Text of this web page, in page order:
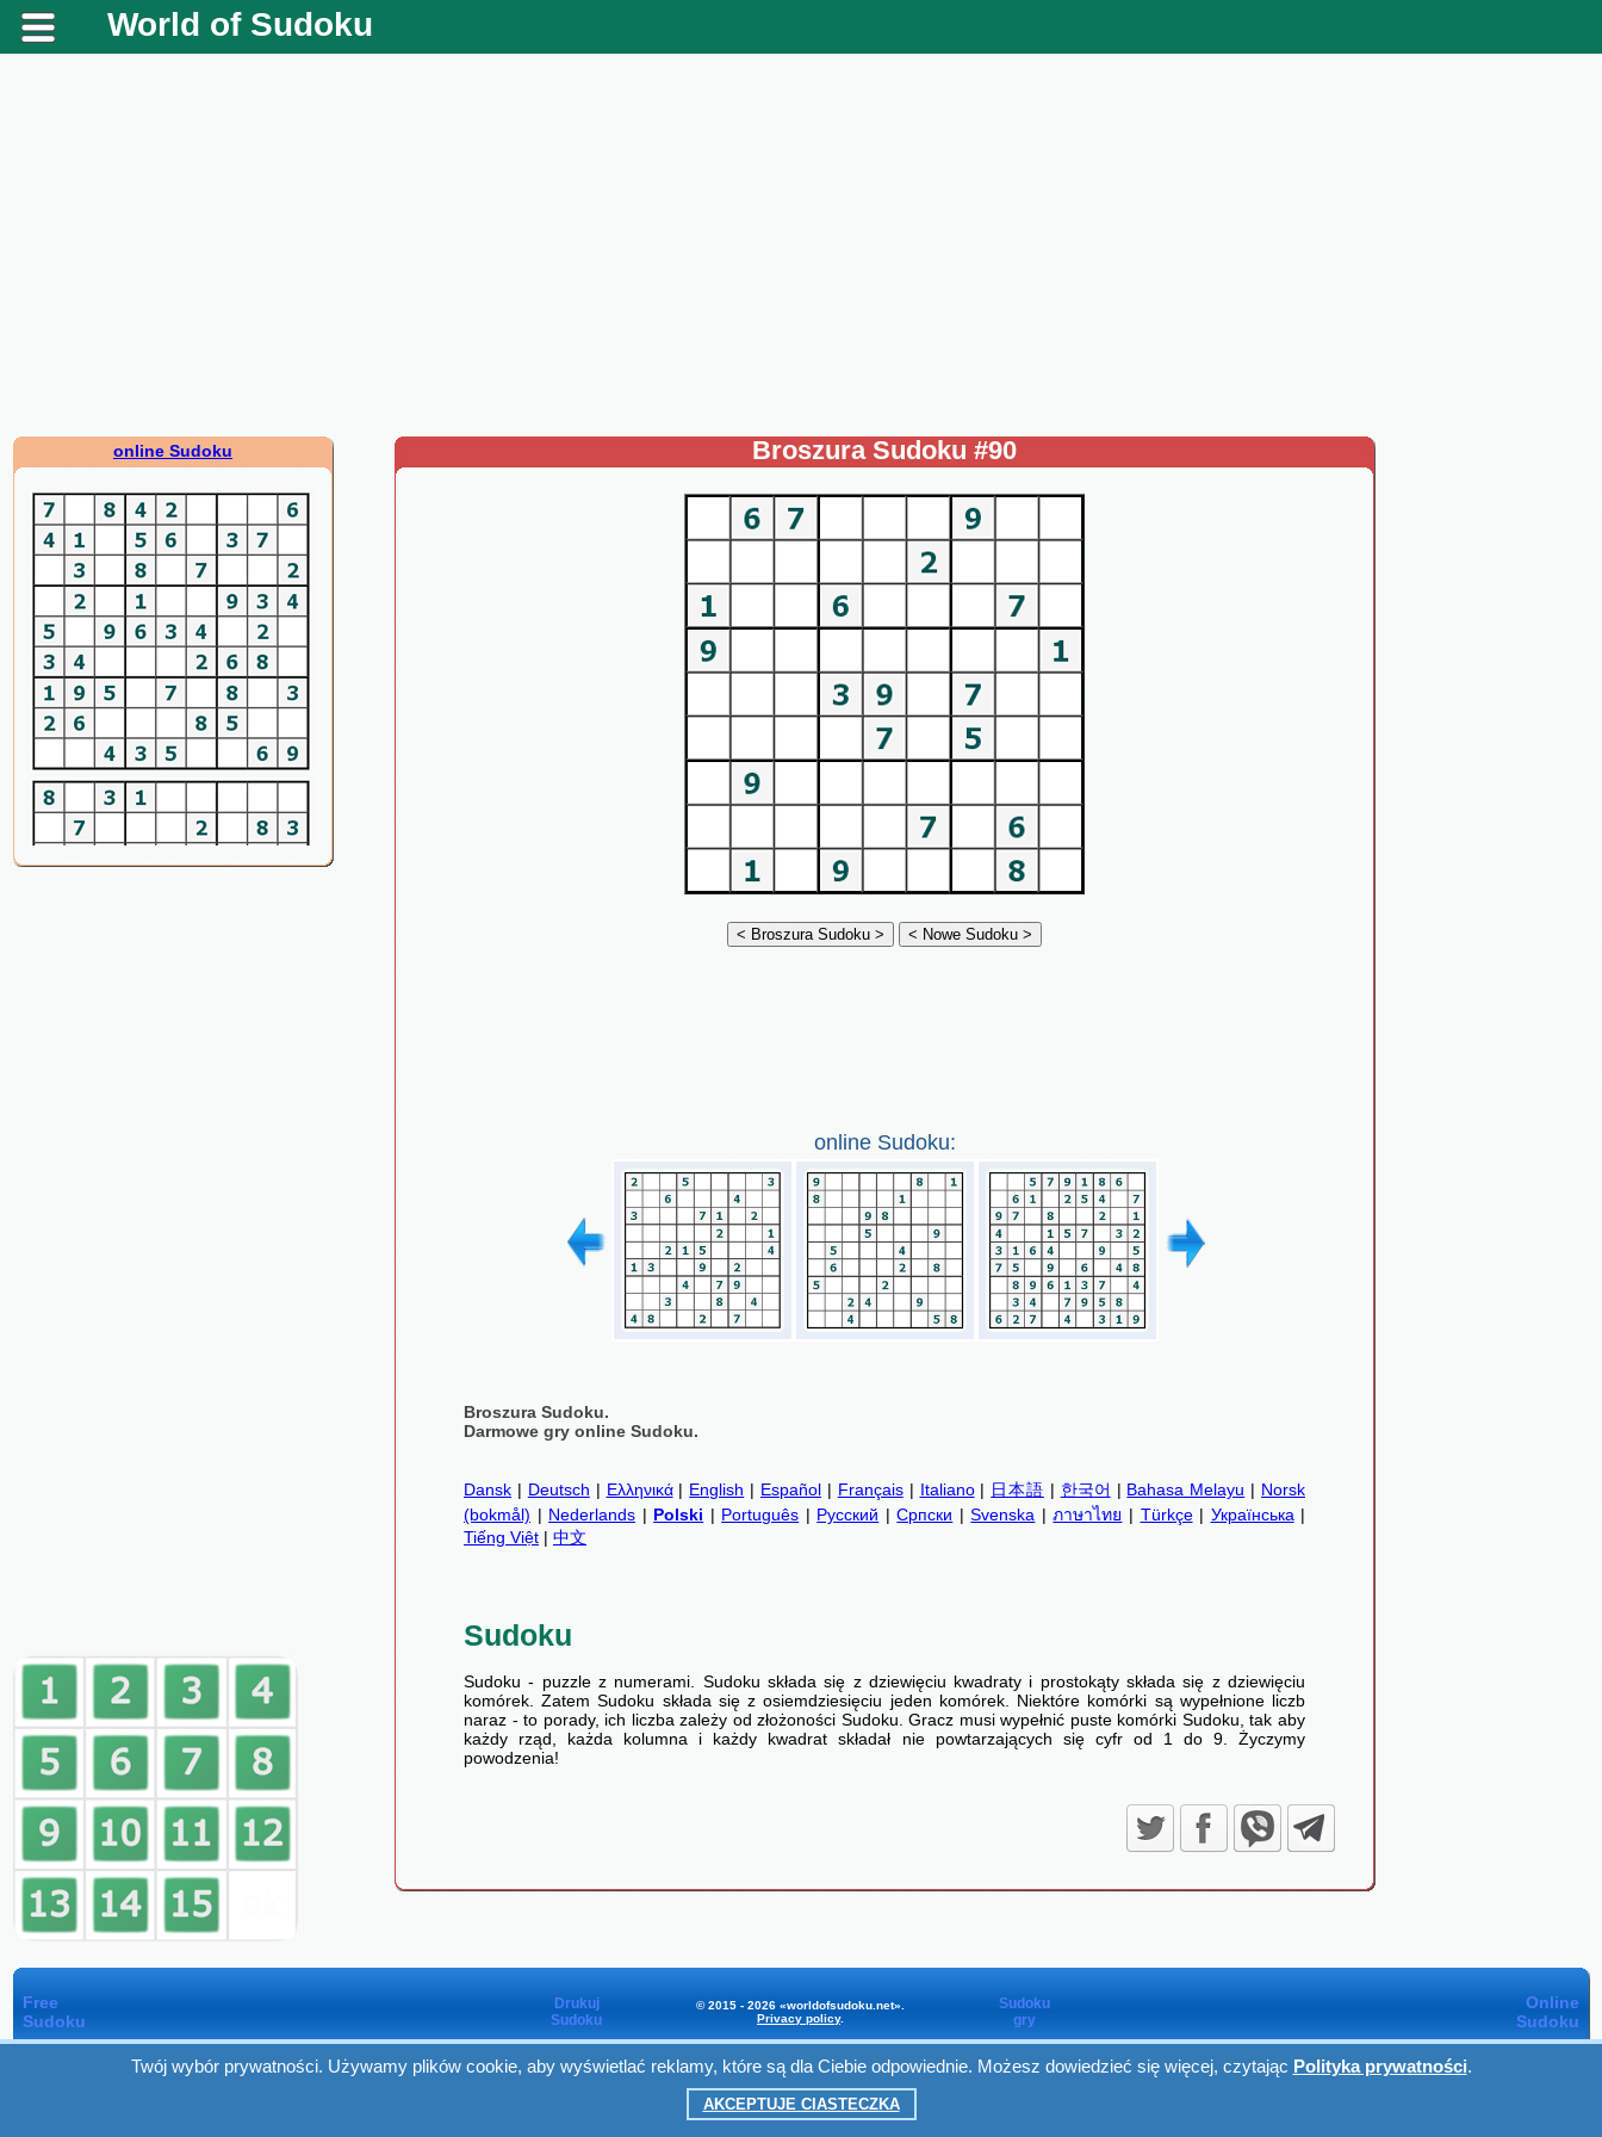
World of Sudoku
online Sudoku Broszura Sudoku #90
online Sudoku:
Broszura Sudoku.
Darmowe gry online Sudoku.
Dansk | Deutsch | Ελληνικά| English | Español | Français| Italiano| 日本語 | 한국어 | Bahasa Melayu | Norsk
(bokmål) | Nederlands | Polski | Português | Русский |Српски |Svenska |ภาษาไทย | Türkçe| Українська |
Tiếng Việt | 中文
Sudoku
Sudoku - puzzle z numerami. Sudoku składa się z dziewięciu kwadraty i prostokąty składa się z dziewięciu
komórek. Zatem Sudoku składa się z osiemdziesięciu jeden komórek. Niektóre komórki są wypełnione liczb
naraz - to porady, ich liczba zależy od złożoności Sudoku. Gracz musi wypełnić puste komórki Sudoku, tak aby
każdy rząd, każda kolumna i każdy kwadrat składał nie powtarzających się cyfr od 1 do 9. Życzymy
powodzenia!
Free
Sudoku
Drukuj
Sudoku
© 2015 - 2026 «worldofsudoku.net».
Privacy policy.
Sudoku
gry
Online
Sudoku
Twój wybór prywatności. Używamy plików cookie, aby wyświetlać reklamy, które są dla Ciebie odpowiednie. Możesz dowiedzieć się więcej, czytając Polityka prywatności.
AKCEPTUJE CIASTECZKA
Worldofsudoku
in Facebook